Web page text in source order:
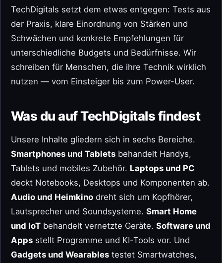
TechDigitals setzt dem etwas entgegen: Tests aus
der Praxis, klare Einordnung von Stärken und
Schwächen und konkrete Empfehlungen für
unterschiedliche Budgets und Bedürfnisse. Wir
schreiben für Menschen, die ihre Technik wirklich
nutzen — vom Einsteiger bis zum Power-User.
Was du auf TechDigitals findest
Unsere Inhalte gliedern sich in sechs Bereiche.
Smartphones und Tablets behandelt Handys,
Tablets und mobiles Zubehör. Laptops und PC
deckt Notebooks, Desktops und Komponenten ab.
Audio und Heimkino dreht sich um Kopfhörer,
Lautsprecher und Soundsysteme. Smart Home
und IoT behandelt vernetzte Geräte. Software und
Apps stellt Programme und KI-Tools vor. Und
Gadgets und Wearables testet Smartwatches,